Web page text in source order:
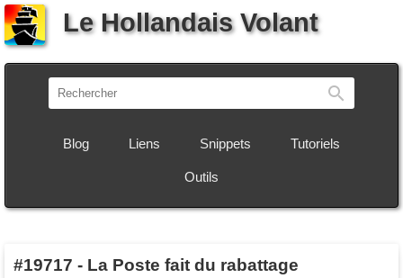
Le Hollandais Volant
Blog Liens Snippets Tutoriels
Outils
#19717 - La Poste fait du rabattage